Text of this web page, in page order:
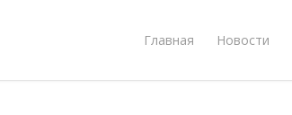
Главная Новости